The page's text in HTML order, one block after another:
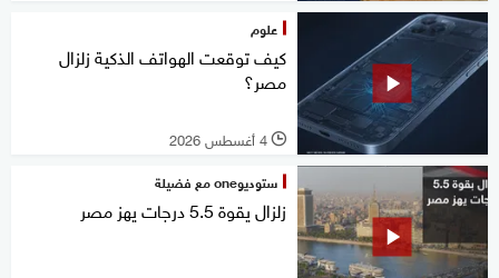
علوم
كيف توقعت الهواتف الذكية زلزال
مصر؟
l 4 أغسطس 2026
ستوديوone مع فضيلة
زلزال يقوة 5.5 درجات يهز مصر